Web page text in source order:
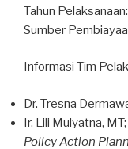
Tahun
Sumber
Informasi Tim
Dr. Tresna
Ir. Lili Mulyatna,
PolicyAction P